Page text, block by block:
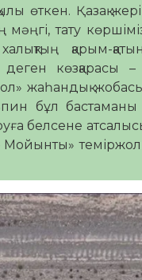
өткен. Қазақ
тату
қарым-
деген
жаһандық
бұл бастаманы
белсене
Мойынты»